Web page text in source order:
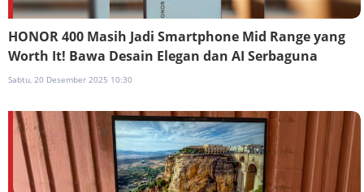
HONOR 400 Masih Jadi Smartphone Mid Range yang
Worth It! Bawa Desain Elegan dan AI Serbaguna
Sabtu, 20 Desember 2025 10:30